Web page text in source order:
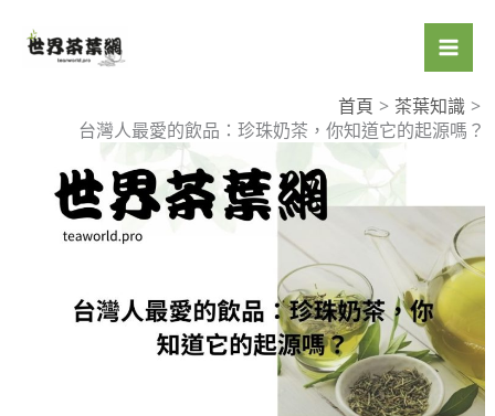
首頁
茶葉知識
台灣人最愛的飲品：珍珠奶茶，你知道它的起源嗎？